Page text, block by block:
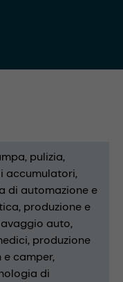
pulizia
accumulatori
di automazione e
produzione e
auto
produzione
e camper
di